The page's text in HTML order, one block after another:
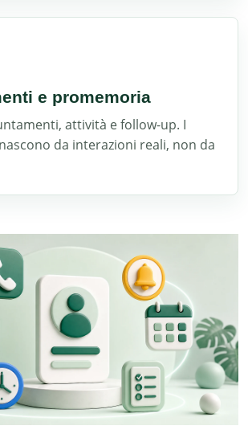
e promemoria
attività e follow-up. I
da interazioni reali, non da